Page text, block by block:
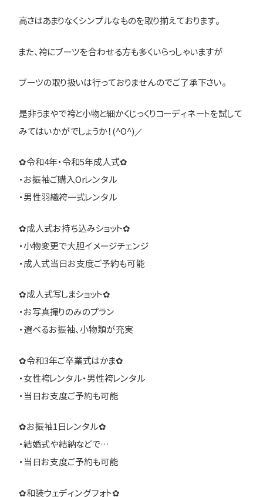
高さはあまりなくシンプルなものを取り揃えております。
また、袴にブーツを合わせる方も多くいらっしゃいますが
ブーツの取り扱いは行っておりませんのでご了承下さい。
是非うまやで袴と小物と細かくじっくりコーディネートを試して
みてはいかがでしょうか！(^O^)／
✿令和4年・令和5年成人式✿
・お振袖ご購入Orレンタル
・男性羽織袴一式レンタル
✿成人式お持ち込みショット✿
・小物変更で大胆イメージチェンジ
・成人式当日お支度ご予約も可能
✿成人式写しまショット✿
・お写真撮りのみのプラン
・選べるお振袖、小物類が充実
✿令和3年ご卒業式はかま✿
・女性袴レンタル・男性袴レンタル
・当日お支度ご予約も可能
✿お振袖1日レンタル✿
・結婚式や結納などで…
・当日お支度ご予約も可能
✿和装ウェディングフォト✿